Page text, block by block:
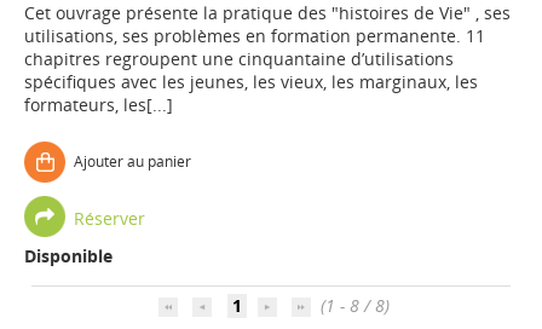
Cet ouvrage présente la pratique des "histoires de Vie" , ses
utilisations, ses problèmes en formation permanente. 11
chapitres regroupent une cinquantaine d’utilisations
spécifiques avec les jeunes, les vieux, les marginaux, les
formateurs, les[...]
Ajouter au panier
Réserver
Disponible
1 (1 - 8 / 8)
Déposer une actu !
Accéder à son compte - (Se
déconnecter)